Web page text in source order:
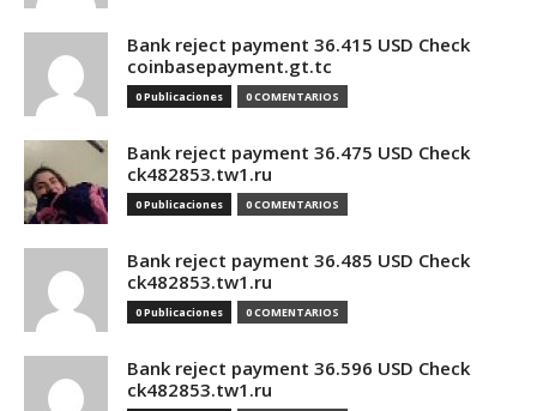
Bank reject payment 36.415 USD Check
coinbasepayment.gt.tc
0 Publicaciones 0 COMENTARIOS
Bank reject payment 36.475 USD Check
ck482853.tw1.ru
0 Publicaciones 0 COMENTARIOS
Bank reject payment 36.485 USD Check
ck482853.tw1.ru
0 Publicaciones 0 COMENTARIOS
Bank reject payment 36.596 USD Check
ck482853.tw1.ru